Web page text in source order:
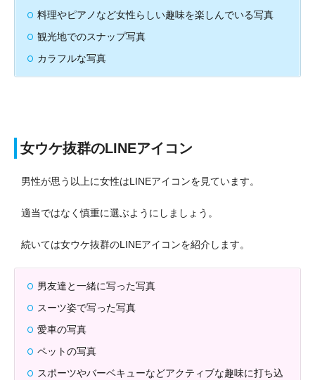
料理やピアノなど女性らしい趣味を楽しんでいる写真
観光地でのスナップ写真
カラフルな写真
女ウケ抜群のLINEアイコン
男性が思う以上に女性はLINEアイコンを見ています。
適当ではなく慎重に選ぶようにしましょう。
続いては女ウケ抜群のLINEアイコンを紹介します。
男友達と一緒に写った写真
スーツ姿で写った写真
愛車の写真
ペットの写真
スポーツやバーベキューなどアクティブな趣味に打ち込